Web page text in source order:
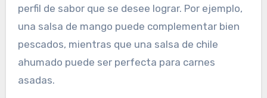
Al seleccionar una salsa, considera quién la
consumirá. Si es para una reunión familiar, optar
por una salsa de picante moderado puede ser
más apropiado. Para los amantes del picante,
una opción más intensa puede ser ideal.